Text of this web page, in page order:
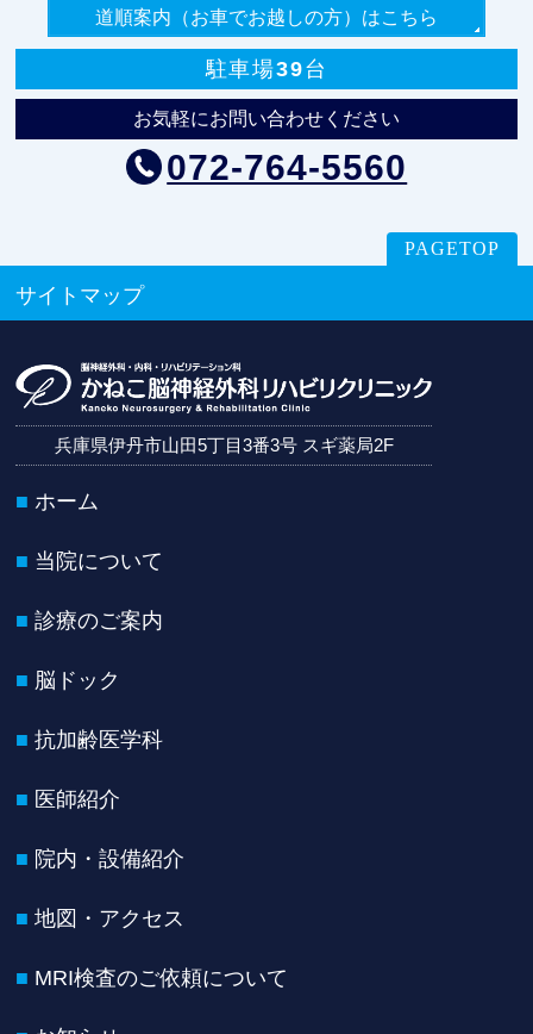
道順案内（お車でお越しの方） はこちら
駐車場39台
お気軽にお問い合わせください
072-764-5560
PAGETOP
サイトマップ
兵庫県伊丹市山田5丁目3番3号 スギ薬局2F
ホーム
当院について
診療のご案内
脳ドック
抗加齢医学科
医師紹介
院内・設備紹介
地図・アクセス
MRI検査のご依頼について